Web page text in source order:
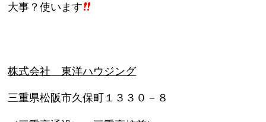
大事？使います
株式会社 東洋ハウジング
三重県松阪市久保町１３３０－８